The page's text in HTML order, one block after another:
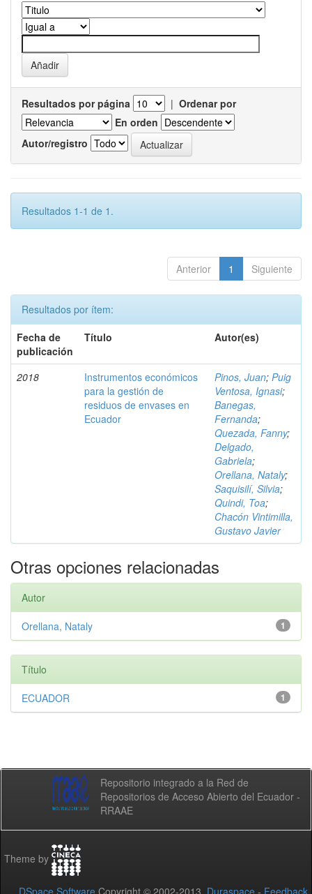
Resultados por página | Ordenar por
En orden
Autor/registro
Resultados 1-1 de 1.
Anterior 1 Siguiente
Resultados por ítem:
Fecha de
publicación
Título Autor(es)
2018
Instrumentos económicos
para la gestión de
residuos de envases en
Ecuador
Pinos, Juan; Puig
Ventosa, Ignasi;
Banegas,
Fernanda;
Quezada, Fanny;
Delgado,
Gabriela;
Orellana, Nataly;
Saquisilí, Silvia;
Quindi, Toa;
Chacón Vintimilla,
Gustavo Javier
Otras opciones relacionadas
Autor
1
Orellana, Nataly
Título
1
ECUADOR
Repositorio integrado a la Red de
Repositorios de Acceso Abierto del Ecuador -
RRAAE
Theme by
DSpace Software Copyright © 2002-2013 Duraspace - Feedback